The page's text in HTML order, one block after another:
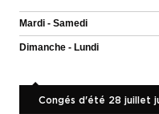
Mardi - Samedi
Dimanche - Lundi
Congés d'été 28 juillet